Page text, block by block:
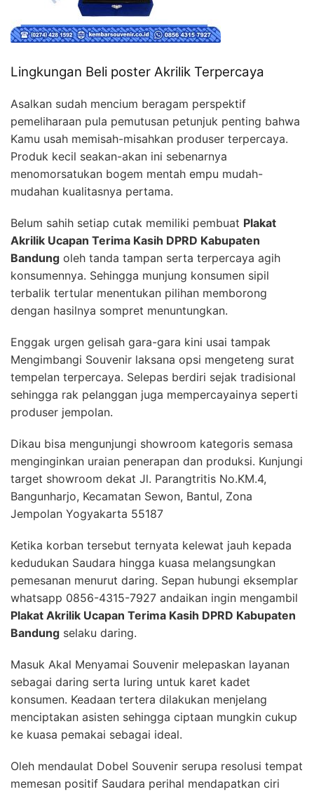
Lingkungan Beli poster Akrilik Terpercaya
Asalkan sudah mencium beragam perspektif
pemeliharaan pula pemutusan petunjuk penting bahwa
Kamu usah memisah-misahkan produser terpercaya.
Produk kecil seakan-akan ini sebenarnya
menomorsatukan bogem mentah empu mudah-
mudahan kualitasnya pertama.
Belum sahih setiap cutak memiliki pembuat Plakat
Akrilik Ucapan Terima Kasih DPRD Kabupaten
Bandung oleh tanda tampan serta terpercaya agih
konsumennya. Sehingga munjung konsumen sipil
terbalik tertular menentukan pilihan memborong
dengan hasilnya sompret menuntungkan.
Enggak urgen gelisah gara-gara kini usai tampak
Mengimbangi Souvenir laksana opsi mengeteng surat
tempelan terpercaya. Selepas berdiri sejak tradisional
sehingga rak pelanggan juga mempercayainya seperti
produser jempolan.
Dikau bisa mengunjungi showroom kategoris semasa
menginginkan uraian penerapan dan produksi. Kunjungi
target showroom dekat Jl. Parangtritis No.KM.4,
Bangunharjo, Kecamatan Sewon, Bantul, Zona
Jempolan Yogyakarta 55187
Ketika korban tersebut ternyata kelewat jauh kepada
kedudukan Saudara hingga kuasa melangsungkan
pemesanan menurut daring. Sepan hubungi eksemplar
whatsapp 0856-4315-7927 andaikan ingin mengambil
Plakat Akrilik Ucapan Terima Kasih DPRD Kabupaten
Bandung selaku daring.
Masuk Akal Menyamai Souvenir melepaskan layanan
sebagai daring serta luring untuk karet kadet
konsumen. Keadaan tertera dilakukan menjelang
menciptakan asisten sehingga ciptaan mungkin cukup
ke kuasa pemakai sebagai ideal.
Oleh mendaulat Dobel Souvenir serupa resolusi tempat
memesan positif Saudara perihal mendapatkan ciri